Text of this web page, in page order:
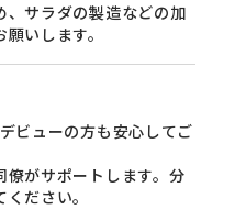
、サラダの製造などの加
いします。
ビューの方も安心してご
がサポートします。分
ださい。